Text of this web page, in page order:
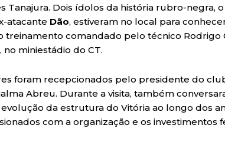
Tanajura. Dois ídolos da história rubro-negra,
atacante Dão, estiveram no local para
treinamento comandado pelo técnico Rodrigo
no miniestádio do CT.
foram recepcionados pelo presidente do
Abreu. Durante a visita, também
da estrutura do Vitória ao longo dos
com a organização e os investimentos